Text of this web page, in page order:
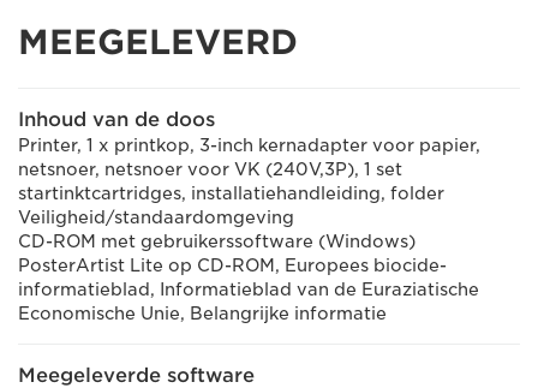
MEEGELEVERD
Inhoud van de doos
Printer, 1 x printkop, 3-inch kernadapter voor papier,
netsnoer, netsnoer voor VK (240V,3P), 1 set
startinktcartridges, installatiehandleiding, folder
Veiligheid/standaardomgeving
CD-ROM met gebruikerssoftware (Windows)
PosterArtist Lite op CD-ROM, Europees biocide-
informatieblad, Informatieblad van de Euraziatische
Economische Unie, Belangrijke informatie
Meegeleverde software